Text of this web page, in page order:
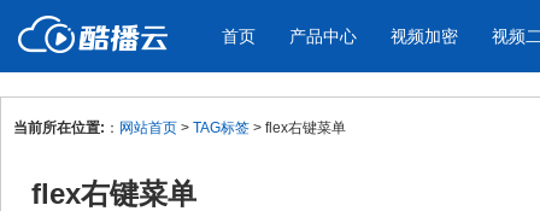
首页 产品中心
产品与新功能
视频加密 视频
应用场景
当前所在位置: ： 网站首页 > TAG标签 > flex右键菜单
flex右键菜单